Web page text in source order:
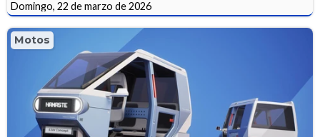
Domingo, 22 de marzo de 2026
Motos